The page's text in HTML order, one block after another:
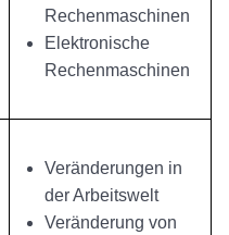
Rechenmaschinen
Elektronische
Rechenmaschinen
Veränderungen in
der Arbeitswelt
Veränderung von